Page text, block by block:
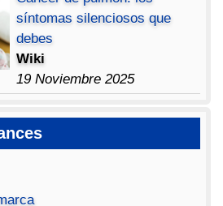
síntomas silenciosos que
debes
Wiki
19 Noviembre 2025